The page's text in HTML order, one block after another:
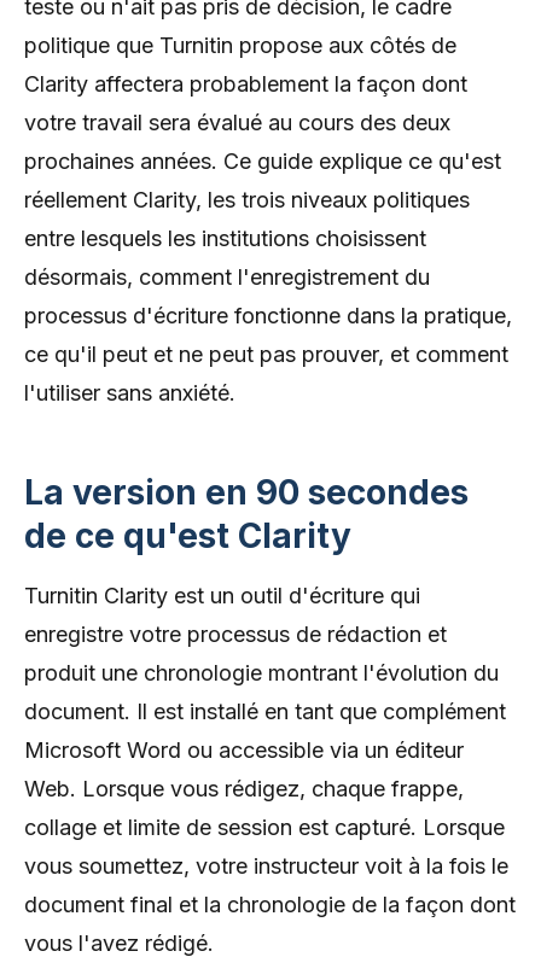
teste ou n'ait pas pris de décision, le cadre
politique que Turnitin propose aux côtés de
Clarity affectera probablement la façon dont
votre travail sera évalué au cours des deux
prochaines années. Ce guide explique ce qu'est
réellement Clarity, les trois niveaux politiques
entre lesquels les institutions choisissent
désormais, comment l'enregistrement du
processus d'écriture fonctionne dans la pratique,
ce qu'il peut et ne peut pas prouver, et comment
l'utiliser sans anxiété.
La version en 90 secondes
de ce qu'est Clarity
Turnitin Clarity est un outil d'écriture qui
enregistre votre processus de rédaction et
produit une chronologie montrant l'évolution du
document. Il est installé en tant que complément
Microsoft Word ou accessible via un éditeur
Web. Lorsque vous rédigez, chaque frappe,
collage et limite de session est capturé. Lorsque
vous soumettez, votre instructeur voit à la fois le
document final et la chronologie de la façon dont
vous l'avez rédigé.